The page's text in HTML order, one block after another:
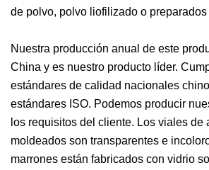
de polvo, polvo liofilizado o
Nuestra producción anual de este
China y es nuestro producto líder.
estándares de calidad nacionales
estándares ISO. Podemos producir
los requisitos del cliente. Los viales de
moldeados son transparentes e
marrones están fabricados con vidrio